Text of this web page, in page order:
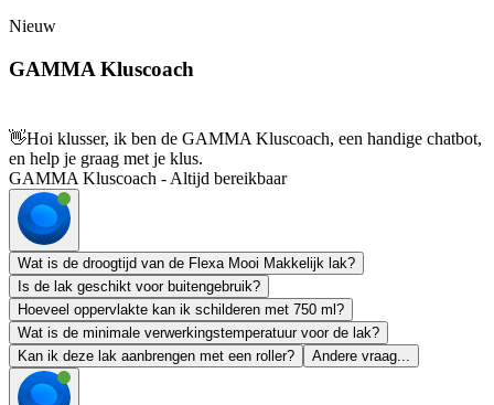
Nieuw
GAMMA Kluscoach
👋Hoi klusser, ik ben de GAMMA Kluscoach, een handige chatbot,
en help je graag met je klus.
GAMMA Kluscoach - Altijd bereikbaar
Wat is de droogtijd van de Flexa Mooi Makkelijk lak?
Is de lak geschikt voor buitengebruik?
Hoeveel oppervlakte kan ik schilderen met 750 ml?
Wat is de minimale verwerkingstemperatuur voor de lak?
Kan ik deze lak aanbrengen met een roller?
Andere vraag...